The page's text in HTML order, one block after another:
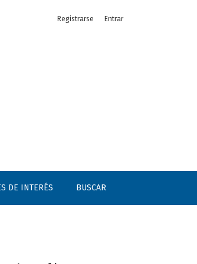
Registrarse Entrar
DE INTERÉS BUSCAR